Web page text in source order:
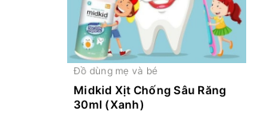
Đồ dùng mẹ và bé
Midkid Xịt Chống Sâu Răng
30ml (Xanh)